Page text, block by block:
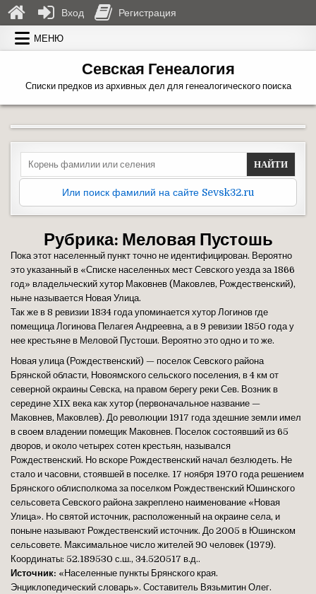
Перейти к содержимому
МЕНЮ
Севская Генеалогия
Списки предков из архивных дел для генеалогического поиска
Search for:
Или поиск фамилий на сайте Sevsk32.ru
Рубрика: Меловая Пустошь
Пока этот населенный пункт точно не идентифицирован. Вероятно
это указанный в «Списке населенных мест Севского уезда за 1866
год» владельческий хутор Маковнев (Маковлев, Рождественский),
ныне называется Новая Улица.
Так же в 8 ревизии 1834 года упоминается хутор Логинов где
помещица Логинова Пелагея Андреевна, а в 9 ревизии 1850 года у
нее крестьяне в Меловой Пустоши. Вероятно это одно и то же.
Новая улица (Рождественский) — поселок Севского района
Брянской области, Новоямского сельского поселения, в 4 км от
северной окраины Севска, на правом берегу реки Сев. Возник в
середине XIX века как хутор (первоначальное название —
Маковнев, Маковлев). До революции 1917 года здешние земли имел
в своем владении помещик Маковнев. Поселок состоявший из 65
дворов, и около четырех сотен крестьян, назывался
Рождественский. Но вскоре Рождественский начал безлюдеть. Не
стало и часовни, стоявшей в поселке. 17 ноября 1970 года решением
Брянского облисполкома за поселком Рождественский Юшинского
сельсовета Севского района закреплено наименование «Новая
Улица». Но святой источник, расположенный на окраине села, и
поныне называют Рождественский источник. До 2005 в Юшинском
сельсовете. Максимальное число жителей 90 человек (1979).
Координаты: 52.189530 с.ш., 34.520517 в.д..
Источник: «Населенные пункты Брянского края.
Энциклопедический словарь». Составитель Вязьмитин Олег.
Вход Регистрация